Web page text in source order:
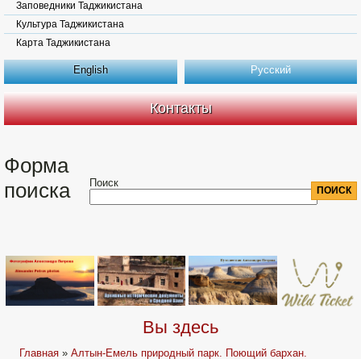
Заповедники Таджикистана
Культура Таджикистана
Карта Таджикистана
English Русский
Контакты
Форма
поиска
Поиск
Вы здесь
Главная »Алтын-Емель природный парк. Поющий бархан.